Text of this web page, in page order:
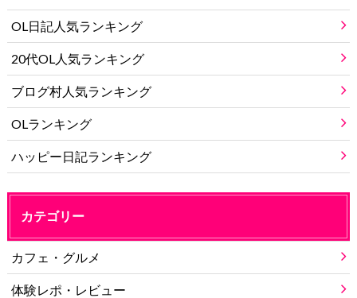
OL日記人気ランキング
20代OL人気ランキング
ブログ村人気ランキング
OLランキング
ハッピー日記ランキング
カテゴリー
カフェ・グルメ
体験レポ・レビュー